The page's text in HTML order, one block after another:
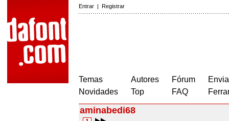
Entrar | Registrar
Temas
Novidades
Autores
Top
Fórum
FAQ
aminabedi68